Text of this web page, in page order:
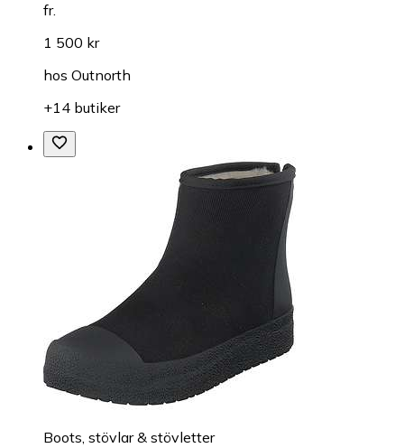
fr.
1 500 kr
hos Outnorth
+14 butiker
Boots, stövlar & stövletter